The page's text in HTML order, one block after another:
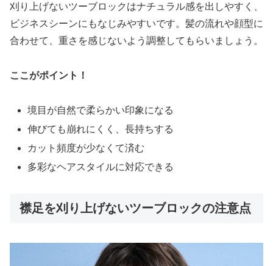
刈り上げないツーブロックはナチュラル感を出しやすく、
ビジネスシーンにもなじみやすいです。髪の流れや顔型に
合わせて、重さを感じないよう調整してもらいましょう。
ここがポイント！
境目が自然で柔らかい印象になる
伸びても崩れにくく、長持ちする
カット頻度が少なくて済む
多彩なヘアスタイルに対応できる
襟足を刈り上げないツーブロックの注意点